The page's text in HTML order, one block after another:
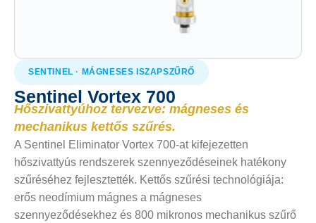
SENTINEL · MÁGNESES ISZAPSZŰRŐ
Sentinel Vortex 700
Hőszivattyúhoz tervezve: mágneses és
mechanikus kettős szűrés.
A Sentinel Eliminator Vortex 700-at kifejezetten
hőszivattyús rendszerek szennyeződéseinek hatékony
szűréséhez fejlesztették. Kettős szűrési technológiája:
erős neodímium mágnes a mágneses
szennyeződésekhez és 800 mikronos mechanikus szűrő